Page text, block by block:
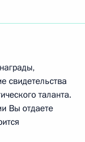
свидетельства
таланта.
Вы отдаете